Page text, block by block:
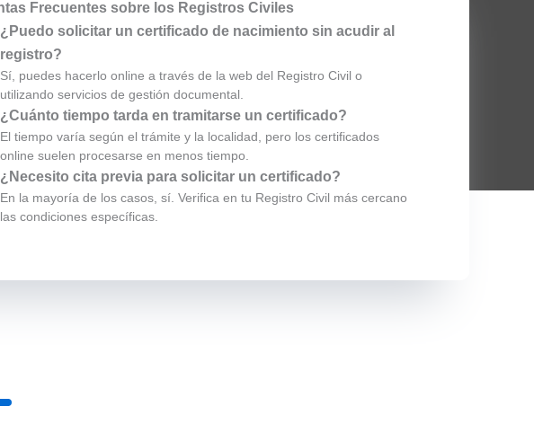
Frecuentes sobre los Registros Civiles
¿Puedo solicitar un certificado de nacimiento sin acudir al
registro?
Sí, puedes hacerlo online a través de la web del Registro Civil o
utilizando servicios de gestión documental.
¿Cuánto tiempo tarda en tramitarse un certificado?
El tiempo varía según el trámite y la localidad, pero los certificados
online suelen procesarse en menos tiempo.
¿Necesito cita previa para solicitar un certificado?
En la mayoría de los casos, sí. Verifica en tu Registro Civil más cercano
las condiciones específicas.